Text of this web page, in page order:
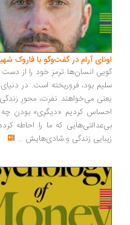
آرام در گفت‌وگو با فاروک شهیچ‭
انسان‌ها ترمزِ خود را از دست
بود، فروریخته است. در دنیای
می‌خواهند نفرت، محورِ
کردیم «دیگری» بودن چه
که ما را احاطه
زندگی و شادی‌هایش...